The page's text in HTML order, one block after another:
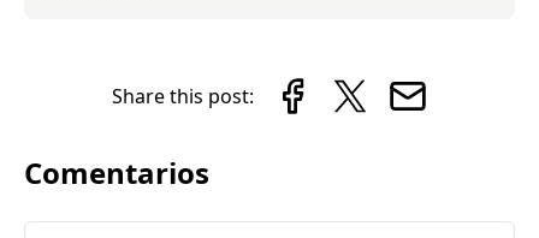
Share this post:
Comentarios